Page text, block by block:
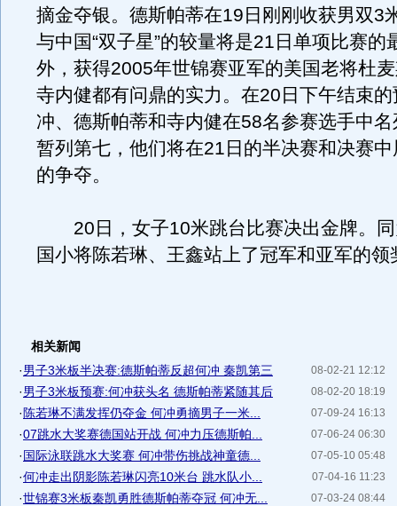
摘金夺银。德斯帕蒂在19日刚刚收获男双3
与中国“双子星”的较量将是21日单项比赛的
外，获得2005年世锦赛亚军的美国老将杜
寺内健都有问鼎的实力。在20日下午结束
冲、德斯帕蒂和寺内健在58名参赛选手中
暂列第七，他们将在21日的半决赛和决赛
的争夺。
20日，女子10米跳台比赛决出金牌。同
国小将陈若琳、王鑫站上了冠军和亚军的领
相关新闻
08-02-21 12:12
·男子3米板半决赛:德斯帕蒂反超何冲 秦凯第三
08-02-20 18:19
·男子3米板预赛:何冲获头名 德斯帕蒂紧随其后
07-09-24 16:13
· 陈若琳不满发挥仍夺金 何冲勇摘男子一米...
07-06-24 06:30
·07跳水大奖赛德国站开战 何冲力压德斯帕...
07-05-10 05:48
·国际泳联跳水大奖赛 何冲带伤挑战神童德...
07-04-16 11:23
·何冲走出阴影陈若琳闪亮10米台 跳水队小...
07-03-24 08:44
·世锦赛3米板秦凯勇胜德斯帕蒂夺冠 何冲无...